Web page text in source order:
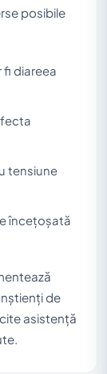
posibile
fi diareea
tensiune
încețoșată
de
asistență